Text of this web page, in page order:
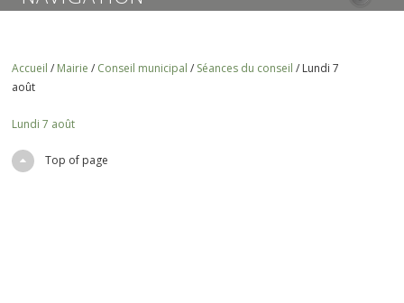
Accueil / Mairie / Conseil municipal / Séances du conseil / Lundi 7
août
Lundi 7 août
Top of page